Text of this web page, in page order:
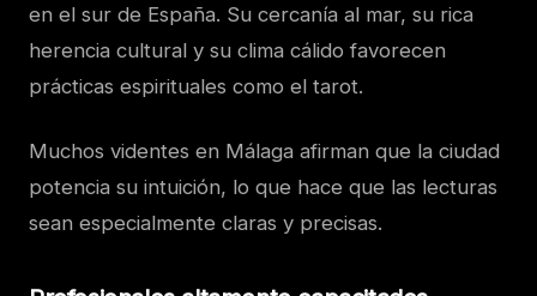
en el sur de España. Su cercanía al mar, su rica
herencia cultural y su clima cálido favorecen
prácticas espirituales como el tarot.
Muchos videntes en Málaga afirman que la ciudad
potencia su intuición, lo que hace que las lecturas
sean especialmente claras y precisas.